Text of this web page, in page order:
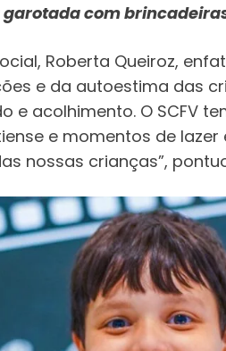
com
Roberta Queiroz,
e da autoestima das
acolhimento. O SCFV
e momentos de
nossas crianças”,